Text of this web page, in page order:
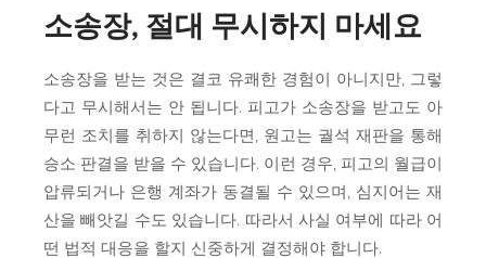
소송장, 절대 무시하지 마세요
소송장을 받는 것은 결코 유쾌한 경험이 아니지만, 그렇
다고 무시해서는 안 됩니다. 피고가 소송장을 받고도 아
무런 조치를 취하지 않는다면, 원고는 궐석 재판을 통해
승소 판결을 받을 수 있습니다. 이런 경우, 피고의 월급이
압류되거나 은행 계좌가 동결될 수 있으며, 심지어는 재
산을 빼앗길 수도 있습니다. 따라서 사실 여부에 따라 어
떤 법적 대응을 할지 신중하게 결정해야 합니다.